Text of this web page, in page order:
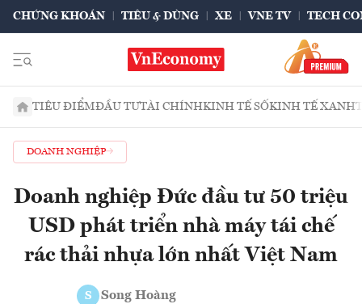
CHỨNG KHOÁN TIÊU & DÙNG XE VNE TV TECH
TIÊU ĐIỂMĐẦU TƯTÀI CHÍNHKINH TẾ SỐKINH TẾ XANH
DOANH NGHIỆP
Doanh nghiệp Đức đầu tư 50 triệu
USD phát triển nhà máy tái chế
rác thải nhựa lớn nhất Việt Nam
S Song Hoàng